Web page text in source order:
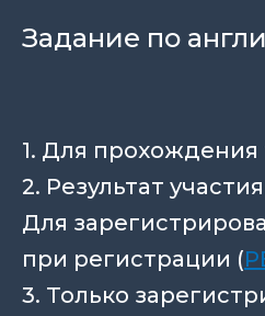
Задание по
1. Для прохождения
2. Результат
Для
при регистрации (
3. Только